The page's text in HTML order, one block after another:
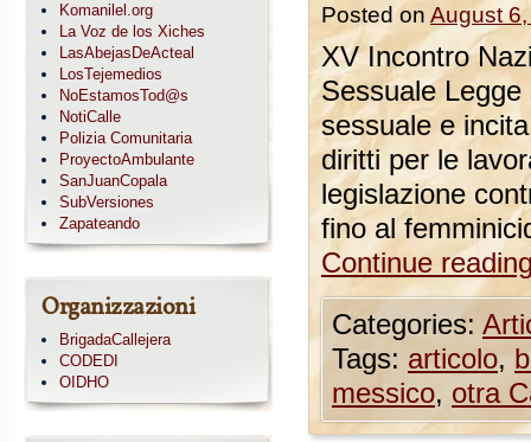
Posted on August
XV Incontro
Sessuale
sessuale e
diritti per le
legislazione
fino al
Continue
Categories:
Tags: articolo,
messico, otra
Komanilel.org
La Voz de los Xiches
LasAbejasDeActeal
LosTejemedios
NoEstamosTod@s
NotiCalle
Polizia Comunitaria
ProyectoAmbulante
SanJuanCopala
SubVersiones
Zapateando
Organizzazioni
BrigadaCallejera
CODEDI
OIDHO